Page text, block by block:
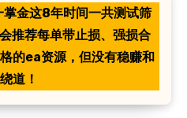
金这8年时间一共测试筛
推荐每单带止损、强损合
的ea资源，但没有稳赚和
道！